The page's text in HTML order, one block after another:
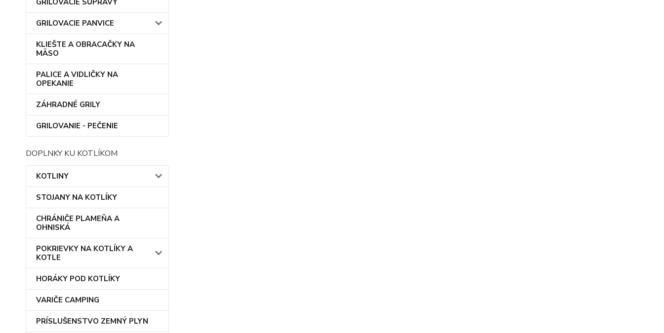
GRILOVACIE SÚPRAVY
GRILOVACIE PANVICE
KLIEŠTE A OBRACAČKY NA
MÄSO
PALICE A VIDLIČKY NA
OPEKANIE
ZÁHRADNÉ GRILY
GRILOVANIE - PEČENIE
DOPLNKY KU KOTLÍKOM
KOTLINY
STOJANY NA KOTLÍKY
CHRÁNIČE PLAMEŇA A
OHNISKÁ
POKRIEVKY NA KOTLÍKY A
KOTLE
HORÁKY POD KOTLÍKY
VARIČE CAMPING
PRÍSLUŠENSTVO ZEMNÝ PLYN